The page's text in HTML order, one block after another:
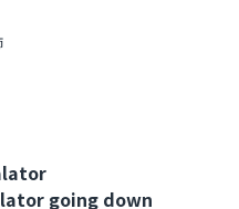
going down